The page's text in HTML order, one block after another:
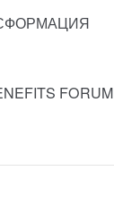
FORUM